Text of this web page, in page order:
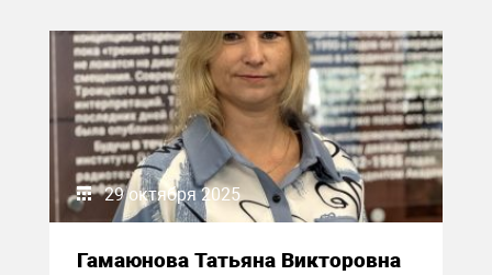
29 октября 2025
Гамаюнова Татьяна Викторовна